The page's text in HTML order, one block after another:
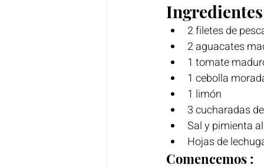
Ingredientes
2 filetes de
2 aguacates
1 tomate
1 cebolla
1 limón
3 cucharadas
Sal y pimienta
Hojas de
Comencemos :